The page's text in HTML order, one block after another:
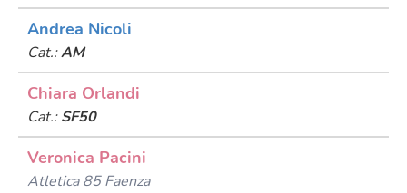
Andrea Nicoli
Cat.:AM
Chiara Orlandi
Cat.: SF50
Veronica Pacini
Atletica 85 Faenza